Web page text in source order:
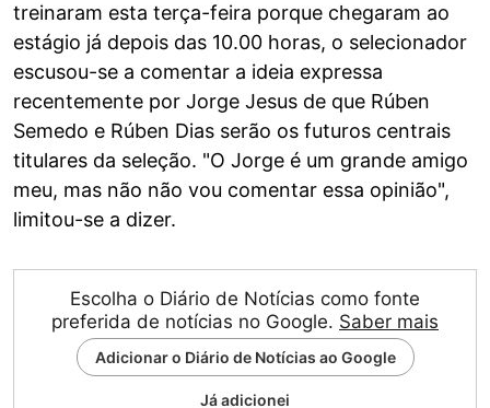
treinaram esta terça-feira porque chegaram ao
estágio já depois das 10.00 horas, o selecionador
escusou-se a comentar a ideia expressa
recentemente por Jorge Jesus de que Rúben
Semedo e Rúben Dias serão os futuros centrais
titulares da seleção. "O Jorge é um grande amigo
meu, mas não não vou comentar essa opinião",
limitou-se a dizer.
Escolha o Diário de Notícias como fonte
preferida de notícias no Google. Saber mais
Adicionar o Diário de Notícias ao Google
Já adicionei